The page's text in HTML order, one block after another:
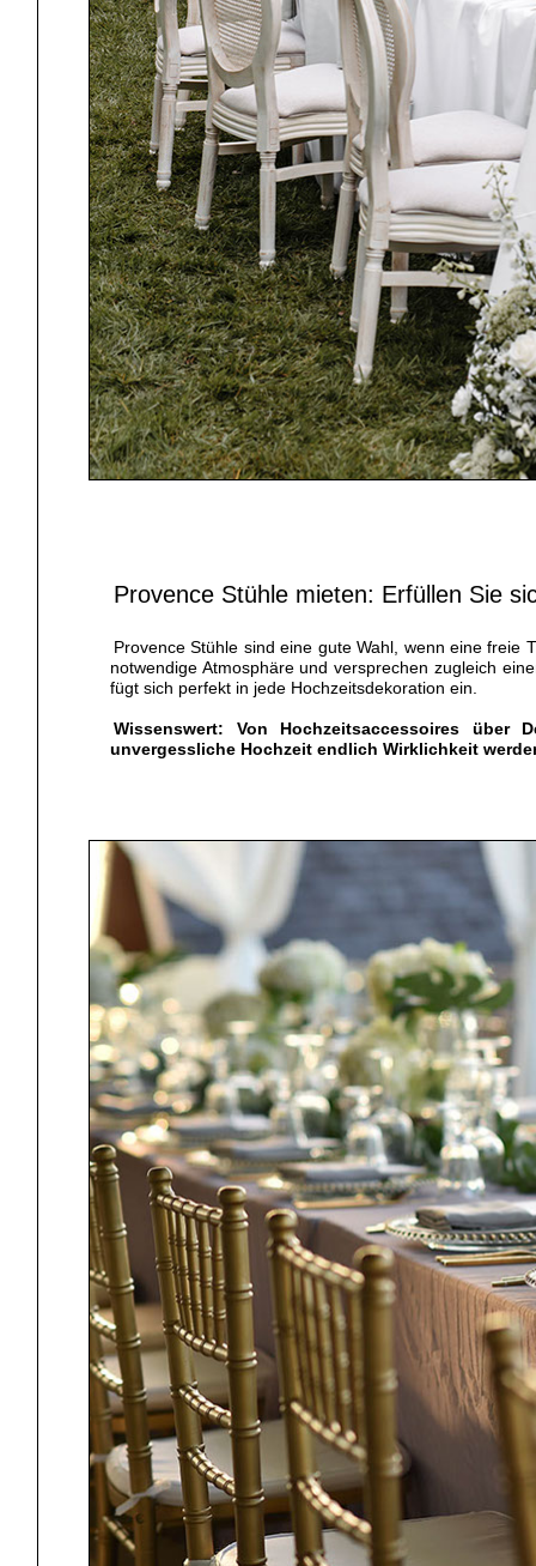
Provence Stühle mieten: Erfüllen Sie
Provence Stühle sind eine gute Wahl, wenn eine
notwendige Atmosphäre und versprechen zugleich
fügt sich perfekt in jede Hochzeitsdekoration ein.
Wissenswert: Von Hochzeitsaccessoires
unvergessliche Hochzeit endlich Wirklichkeit